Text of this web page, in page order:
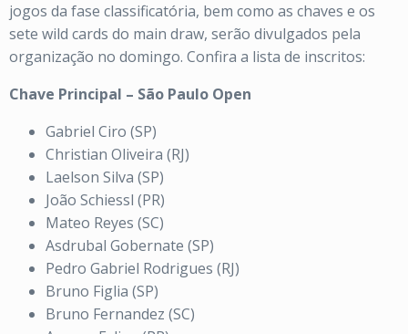
jogos da fase classificatória, bem como as chaves e os
sete wild cards do main draw, serão divulgados pela
organização no domingo. Confira a lista de inscritos:
Chave Principal – São Paulo Open
Gabriel Ciro (SP)
Christian Oliveira (RJ)
Laelson Silva (SP)
João Schiessl (PR)
Mateo Reyes (SC)
Asdrubal Gobernate (SP)
Pedro Gabriel Rodrigues (RJ)
Bruno Figlia (SP)
Bruno Fernandez (SC)